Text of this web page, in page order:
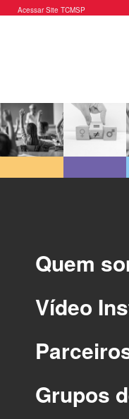
Acessar Site TCMSP
Quem
Vídeo
Grupos